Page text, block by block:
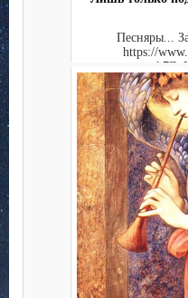
Песняры...
https://